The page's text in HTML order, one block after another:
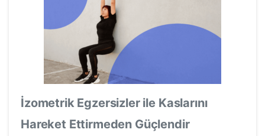
İzometrik Egzersizler ile Kaslarını
Hareket Ettirmeden Güçlendir